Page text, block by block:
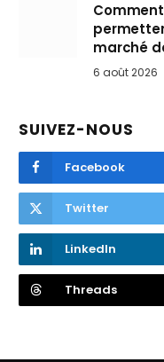
marché
6 août 2026
SUIVEZ-NOUS
Facebook
Twitter
LinkedIn
Threads